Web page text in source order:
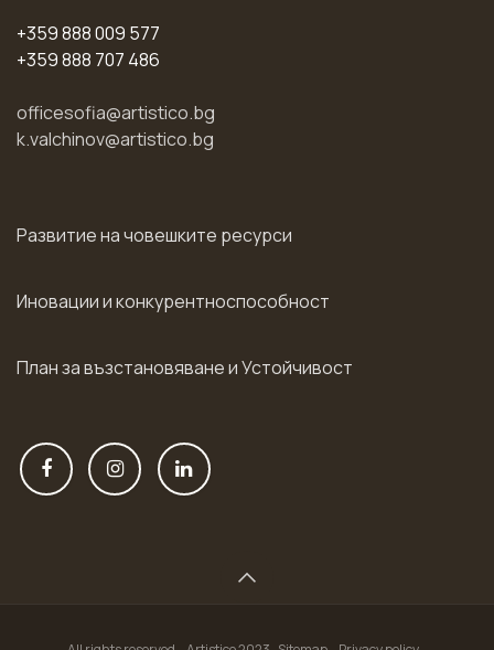
+359 888 009 577
+359 888 707 486
officesofia@artistico.bg
k.valchinov@artistico.bg
Развитие на човешките ресурси
Иновации и конкурентноспособност
План за възстановяване и Устойчивост